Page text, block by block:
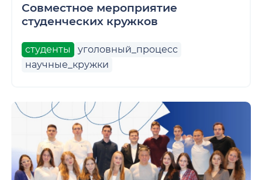
Совместное мероприятие
студенческих кружков
студенты
уголовный_процесс
научные_кружки